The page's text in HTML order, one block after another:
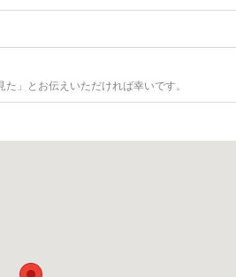
」とお伝えいただければ幸いです。